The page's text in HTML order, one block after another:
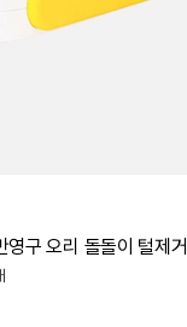
영구 오리 돌돌이 털제거